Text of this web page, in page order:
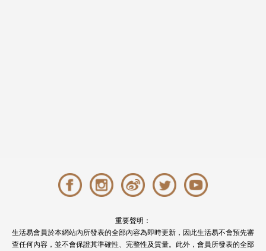
重要聲明：
生活易會員於本網站內所發表的全部內容為即時更新，因此生活易不會預先審
查任何內容，並不會保證其準確性、完整性及質量。此外，會員所發表的全部